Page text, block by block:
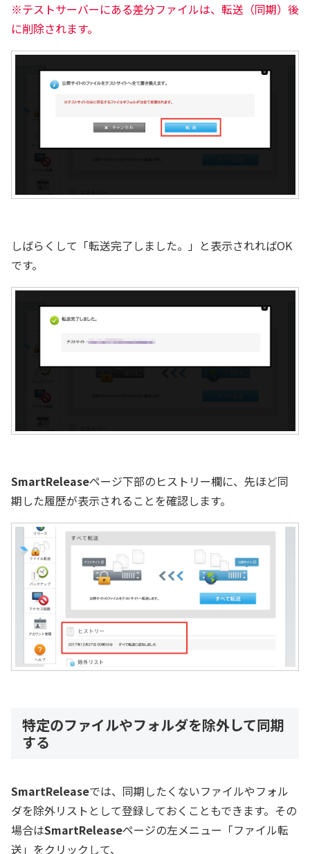
※テストサーバーにある差分ファイルは、転送（同期）後
に削除されます。
しばらくして「転送完了しました。」と表示されればOK
です。
SmartReleaseページ下部のヒストリー欄に、先ほど同
期した履歴が表示されることを確認します。
特定のファイルやフォルダを除外して同期
する
SmartReleaseでは、同期したくないファイルやフォル
ダを除外リストとして登録しておくこともできます。その
場合はSmartReleaseページの左メニュー「ファイル転
送」をクリックして、